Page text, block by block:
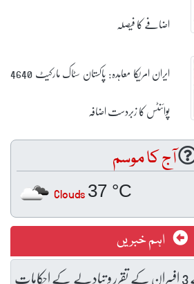
اضافے کا فیصلہ
ایران امریکا معاہدہ: پاکستان سٹاک مارکیٹ 4640
پوائنٹس کا زبردست اضافہ
آج کا موسم
37 °C
Clouds
اہم خبریں